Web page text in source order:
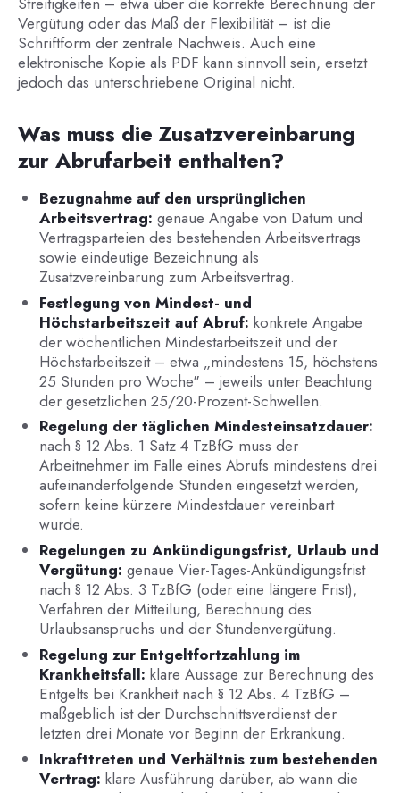
Vergütung oder das Maß der Flexibilität – ist die
Schriftform der zentrale Nachweis. Auch eine
elektronische Kopie als PDF kann sinnvoll sein, ersetzt
jedoch das unterschriebene Original nicht.
Was muss die Zusatzvereinbarung
zur Abrufarbeit enthalten?
Bezugnahme auf den ursprünglichen
Arbeitsvertrag: genaue Angabe von Datum und
Vertragsparteien des bestehenden Arbeitsvertrags
sowie eindeutige Bezeichnung als
Zusatzvereinbarung zum Arbeitsvertrag.
Festlegung von Mindest- und
Höchstarbeitszeit auf Abruf: konkrete Angabe
der wöchentlichen Mindestarbeitszeit und der
Höchstarbeitszeit – etwa „mindestens 15, höchstens
25 Stunden pro Woche" – jeweils unter Beachtung
der gesetzlichen 25/20-Prozent-Schwellen.
Regelung der täglichen Mindesteinsatzdauer:
nach § 12 Abs. 1 Satz 4 TzBfG muss der
Arbeitnehmer im Falle eines Abrufs mindestens drei
aufeinanderfolgende Stunden eingesetzt werden,
sofern keine kürzere Mindestdauer vereinbart
wurde.
Regelungen zu Ankündigungsfrist, Urlaub und
Vergütung: genaue Vier-Tages-Ankündigungsfrist
nach § 12 Abs. 3 TzBfG (oder eine längere Frist),
Verfahren der Mitteilung, Berechnung des
Urlaubsanspruchs und der Stundenvergütung.
Regelung zur Entgeltfortzahlung im
Krankheitsfall: klare Aussage zur Berechnung des
Entgelts bei Krankheit nach § 12 Abs. 4 TzBfG –
maßgeblich ist der Durchschnittsverdienst der
letzten drei Monate vor Beginn der Erkrankung.
Inkrafttreten und Verhältnis zum bestehenden
Vertrag: klare Ausführung darüber, ab wann die